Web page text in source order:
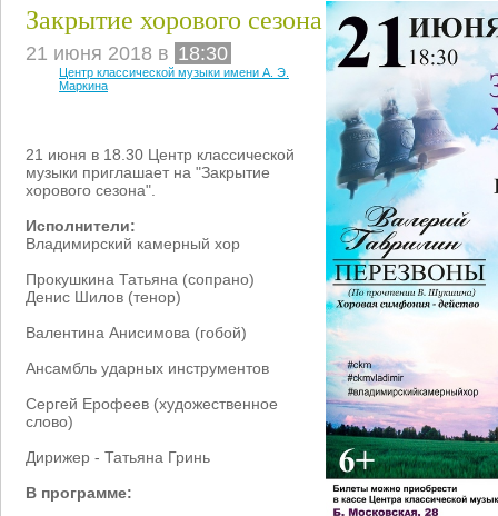
Закрытие хорового сезона
21 июня 2018 в 18:30
Центр классической музыки имени А. Э.
Маркина
21 июня в 18.30 Центр классической
музыки приглашает на "Закрытие
хорового сезона".
Исполнители:
Владимирский камерный хор
Прокушкина Татьяна (сопрано)
Денис Шилов (тенор)
Валентина Анисимова (гобой)
Ансамбль ударных инструментов
Сергей Ерофеев (художественное
слово)
Дирижер - Татьяна Гринь
В программе: